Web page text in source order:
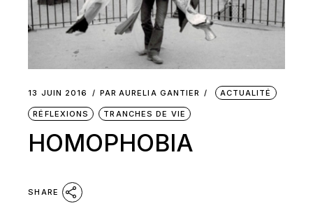
13 JUIN 2016 PAR AURELIA GANTIER ACTUALITÉ
RÉFLEXIONS TRANCHES DE VIE
HOMOPHOBIA
SHARE